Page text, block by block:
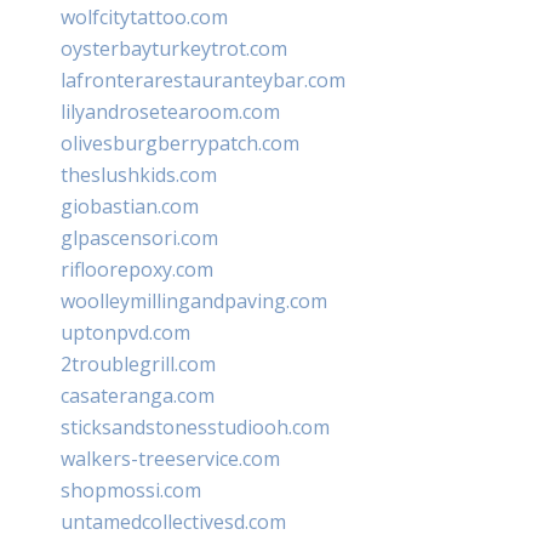
wolfcitytattoo.com
oysterbayturkeytrot.com
lafronterarestauranteybar.com
lilyandrosetearoom.com
olivesburgberrypatch.com
theslushkids.com
giobastian.com
glpascensori.com
rifloorepoxy.com
woolleymillingandpaving.com
uptonpvd.com
2troublegrill.com
casateranga.com
sticksandstonesstudiooh.com
walkers-treeservice.com
shopmossi.com
untamedcollectivesd.com